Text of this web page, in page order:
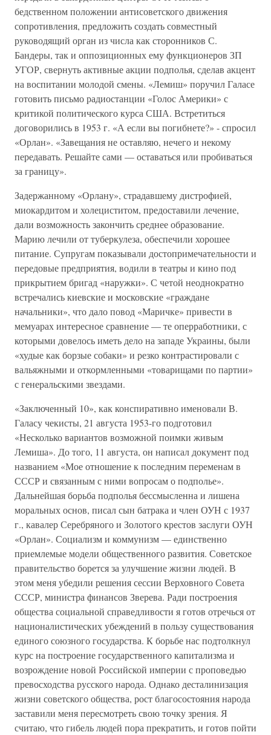
бедственном положении антисоветского движения
сопротивления, предложить создать совместный
руководящий орган из числа как сторонников С.
Бандеры, так и оппозиционных ему функционеров ЗП
УГОР, свернуть активные акции подполья, сделав акцент
на воспитании молодой смены. «Лемиш» поручил Галасе
готовить письмо радиостанции «Голос Америки» с
критикой политического курса США. Встретиться
договорились в 1953 г. «А если вы погибнете?» - спросил
«Орлан». «Завещания не оставляю, нечего и некому
передавать. Решайте сами — оставаться или пробиваться
за границу».
Задержанному «Орлану», страдавшему дистрофией,
миокардитом и холециститом, предоставили лечение,
дали возможность закончить среднее образование.
Марию лечили от туберкулеза, обеспечили хорошее
питание. Супругам показывали достопримечательности и
передовые предприятия, водили в театры и кино под
прикрытием бригад «наружки». С четой неоднократно
встречались киевские и московские «граждане
начальники», что дало повод «Маричке» привести в
мемуарах интересное сравнение — те оперработники, с
которыми довелось иметь дело на западе Украины, были
«худые как борзые собаки» и резко контрастировали с
вальяжными и откормленными «товарищами по партии»
с генеральскими звездами.
«Заключенный 10», как конспиративно именовали В.
Галасу чекисты, 21 августа 1953-го подготовил
«Несколько вариантов возможной поимки живым
Лемиша». До того, 11 августа, он написал документ под
названием «Мое отношение к последним переменам в
СССР и связанным с ними вопросам о подполье».
Дальнейшая борьба подполья бессмысленна и лишена
моральных основ, писал сын батрака и член ОУН с 1937
г., кавалер Серебряного и Золотого крестов заслуги ОУН
«Орлан». Социализм и коммунизм — единственно
приемлемые модели общественного развития. Советское
правительство борется за улучшение жизни людей. В
этом меня убедили решения сессии Верховного Совета
СССР, министра финансов Зверева. Ради построения
общества социальной справедливости я готов отречься от
националистических убеждений в пользу существования
единого союзного государства. К борьбе нас подтолкнул
курс на построение государственного капитализма и
возрождение новой Российской империи с проповедью
превосходства русского народа. Однако десталинизация
жизни советского общества, рост благосостояния народа
заставили меня пересмотреть свою точку зрения. Я
считаю, что гибель людей пора прекратить, и готов пойти